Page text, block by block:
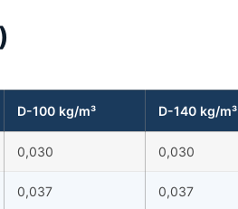
D-100 kg/m³ D-140 kg/m³
0,030 0,030
0,037 0,037